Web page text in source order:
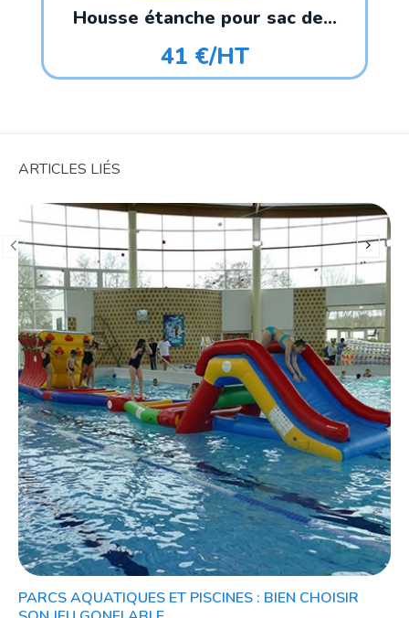
Housse étanche pour sac de...
41 €/HT
ARTICLES LIÉS
PARCS AQUATIQUES ET PISCINES : BIEN CHOISIR